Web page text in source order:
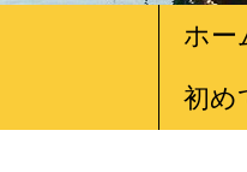
ツ
ホー
初め